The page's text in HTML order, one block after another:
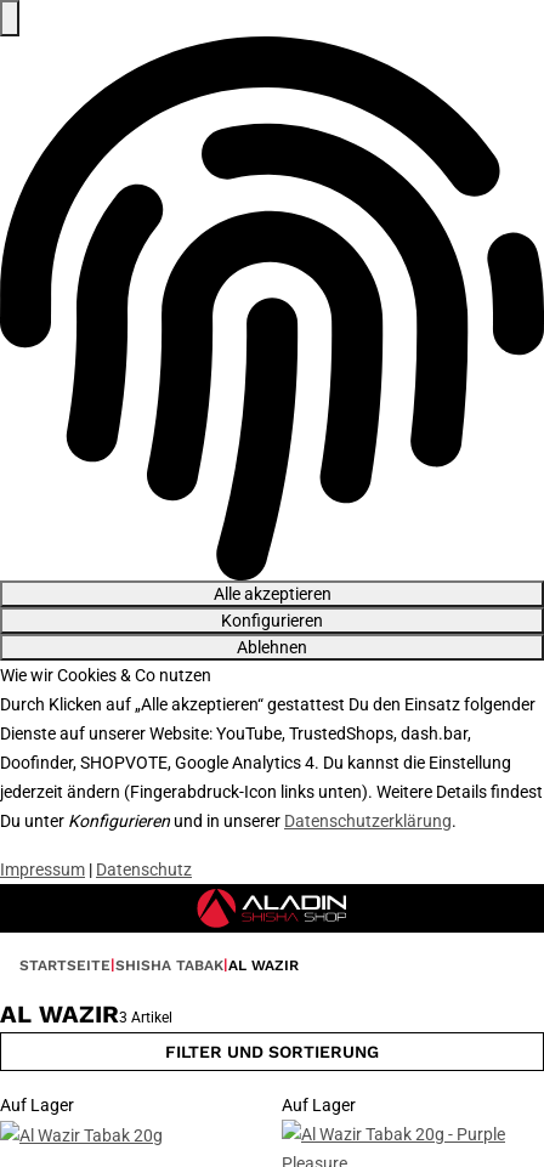
Alle akzeptieren
Konfigurieren
Ablehnen
Wie wir Cookies & Co nutzen
Durch Klicken auf „Alle akzeptieren“ gestattest Du den Einsatz folgender
Dienste auf unserer Website: YouTube, TrustedShops, dash.bar,
Doofinder, SHOPVOTE, Google Analytics 4. Du kannst die Einstellung
jederzeit ändern (Fingerabdruck-Icon links unten). Weitere Details findest
Du unter Konfigurieren und in unserer Datenschutzerklärung.
Impressum | Datenschutz
STARTSEITE SHISHA TABAK AL WAZIR
Auf Lager Auf Lager
AL WAZIR3 Artikel
FILTER UND SORTIERUNG